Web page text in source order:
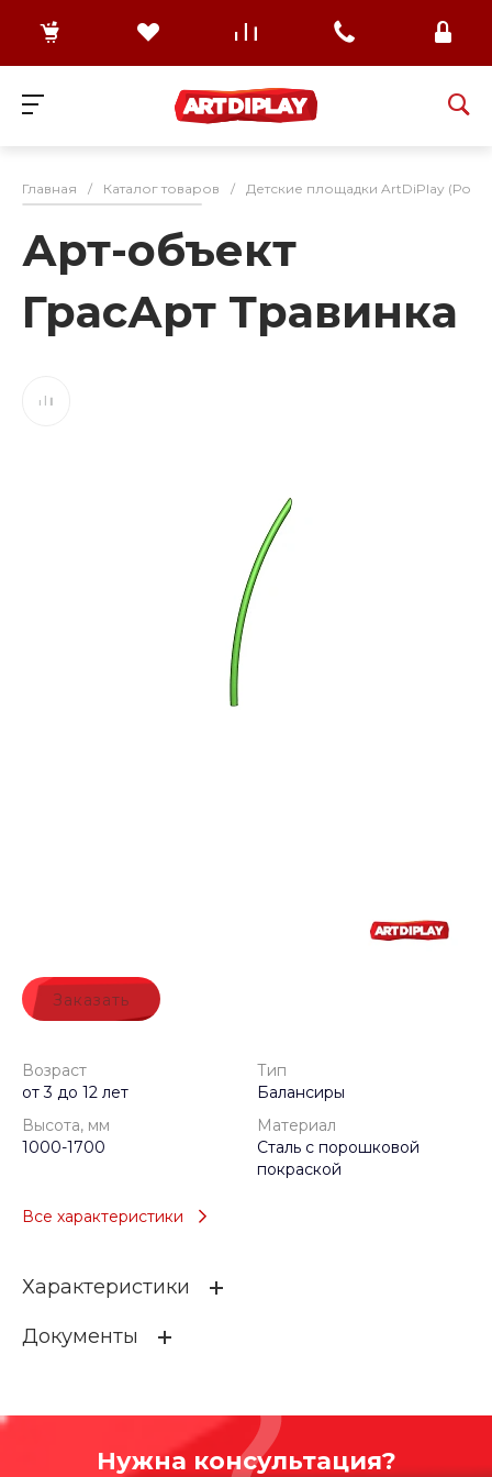
Главная / Каталог товаров / Детские площадки ArtDiPlay
Арт-объект
ГрасАрт Травинка
Заказать
Возраст
от 3 до 12 лет
Тип
Балансиры
Высота, мм
1000-1700
Материал
Сталь с порошковой
покраской
Все характеристики
Характеристики
Возраст
1000-1700
Документы
n6184n11rdoufx951jk4aipqu8xl10c6
.DWG
Нужна консультация?